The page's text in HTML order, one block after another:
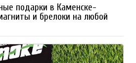
подарки в Каменске-
и брелоки на любой